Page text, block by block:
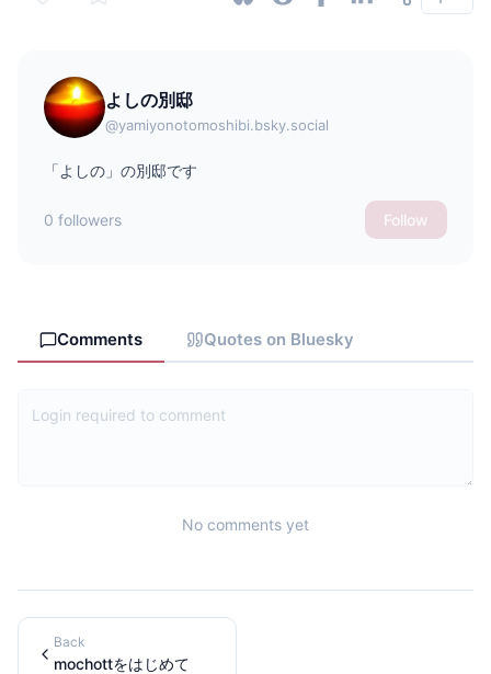
よしの別邸
@yamiyonotomoshibi.bsky.social
「よしの」の別邸です
0 followers Follow
Comments Quotes on Bluesky
No comments yet
Back
mochottをはじめて